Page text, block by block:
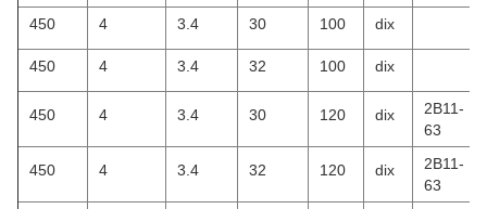
450 4 3.4 30 100 dix
450 4 3.4 32 100 dix
450 4 3.4 30 120 dix
2B11-
63
450 4 3.4 32 120 dix
2B11-
63